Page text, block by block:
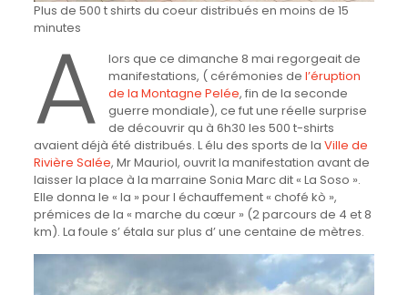
Plus de 500 t shirts du coeur distribués en moins de 15
minutes
A
lors que ce dimanche 8 mai regorgeait de
manifestations, ( cérémonies de l’éruption
de la Montagne Pelée, fin de la seconde
guerre mondiale), ce fut une réelle surprise
de découvrir qu à 6h30 les 500 t-shirts
avaient déjà été distribués. L élu des sports de la Ville de
Rivière Salée, Mr Mauriol, ouvrit la manifestation avant de
laisser la place à la marraine Sonia Marc dit « La Soso ».
Elle donna le « la » pour l échauffement « chofé kò »,
prémices de la « marche du cœur » (2 parcours de 4 et 8
km). La foule s’ étala sur plus d’ une centaine de mètres.